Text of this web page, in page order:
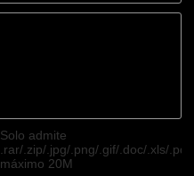
Solo admite
.rar/.zip/.jpg/.png/.gif/.doc/.xls/.pdf,
máximo 20M